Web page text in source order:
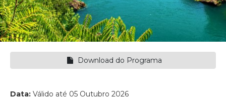
Download do Programa
Data: Válido até 05 Outubro 2026